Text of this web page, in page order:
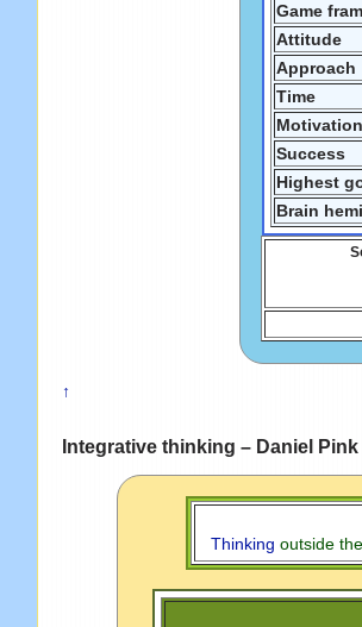
Game
Attitude
Approach
Time
Motivation
Success
Highest
Brain
↑
Integrative thinking – Daniel Pink
Thinking outside